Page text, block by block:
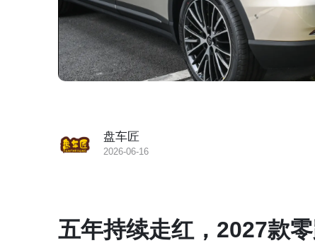
盘车匠
2026-06-16
五年持续走红，2027款